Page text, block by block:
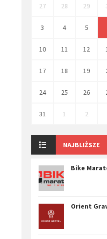
27 28 29
3 4 5
10 11 12
17 18 19
24 25 26
31 1 2
NAJBLIŻSZE
Bike
Orient